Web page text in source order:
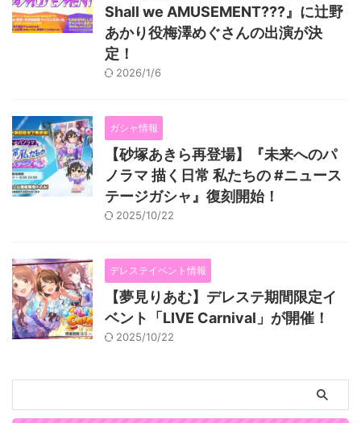
Shall we AMUSEMENT???』に辻野
あかり役梅澤めぐさんの出演が決
定！
2026/1/6
ガシャ情報
【砂塚あきら再登場】『未来へのパ
ノラマ 描く日常 私たちの #ニュース
テージガシャ』復刻開始！
2025/10/22
デレステイベント情報
【夢見りあむ】デレステ期間限定イ
ベント「LIVE Carnival」が開催！
2025/10/22